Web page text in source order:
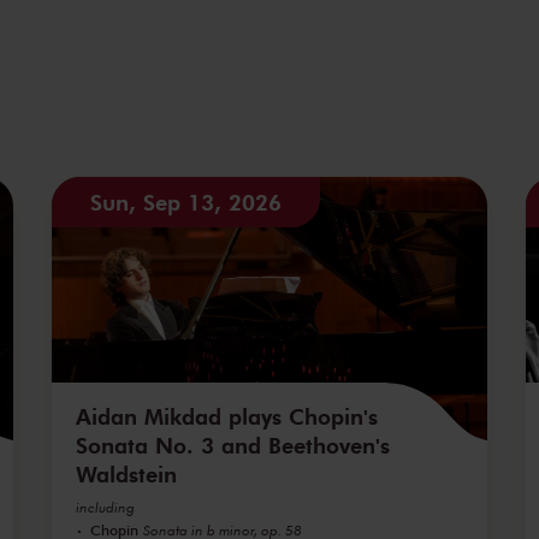
Sun, Sep 13, 2026
Aidan Mikdad plays Chopin's
Sonata No. 3 and Beethoven's
Waldstein
including
Chopin Sonata in b minor, op. 58